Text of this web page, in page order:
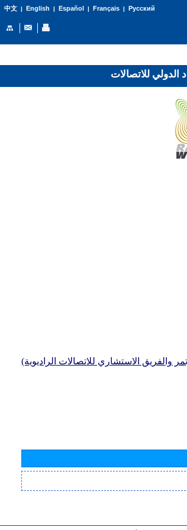
中文| English | Español | Français| Русский
والفريق الاستشاري للاتصالات الراديوية)
الدولي للاتصالات